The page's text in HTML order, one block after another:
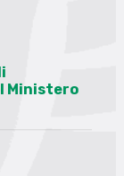
Ministero